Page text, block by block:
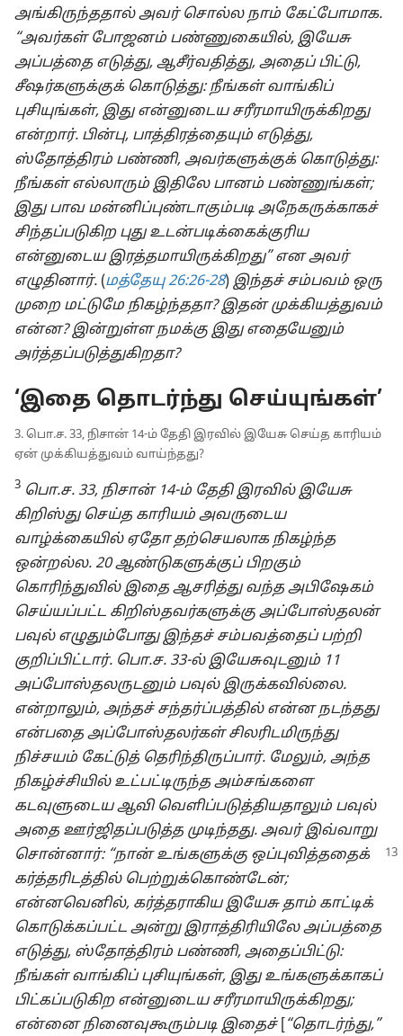
அங்கிருந்ததால் அவர் சொல்ல நாம் கேட்போமாக.
“அவர்கள் போஜனம் பண்ணுகையில், இயேசு
அப்பத்தை எடுத்து, ஆசீர்வதித்து, அதைப் பிட்டு,
சீஷர்களுக்குக் கொடுத்து: நீங்கள் வாங்கிப்
புசியுங்கள், இது என்னுடைய சரீரமாயிருக்கிறது
என்றார். பின்பு, பாத்திரத்தையும் எடுத்து,
ஸ்தோத்திரம் பண்ணி, அவர்களுக்குக் கொடுத்து:
நீங்கள் எல்லாரும் இதிலே பானம் பண்ணுங்கள்;
இது பாவ மன்னிப்புண்டாகும்படி அநேகருக்காகச்
சிந்தப்படுகிற புது உடன்படிக்கைக்குரிய
என்னுடைய இரத்தமாயிருக்கிறது” என அவர்
எழுதினார். (மத்தேயு 26:26-28) இந்தச் சம்பவம் ஒரு
முறை மட்டுமே நிகழ்ந்ததா? இதன் முக்கியத்துவம்
என்ன? இன்றுள்ள நமக்கு இது எதையேனும்
அர்த்தப்படுத்துகிறதா?
‘இதை தொடர்ந்து செய்யுங்கள்’
3. பொ.ச. 33, நிசான் 14-⁠ம் தேதி இரவில் இயேசு செய்த காரியம்
ஏன் முக்கியத்துவம் வாய்ந்தது?
3 பொ.ச. 33, நிசான் 14-⁠ம் தேதி இரவில் இயேசு
கிறிஸ்து செய்த காரியம் அவருடைய
வாழ்க்கையில் ஏதோ தற்செயலாக நிகழ்ந்த
ஒன்றல்ல. 20 ஆண்டுகளுக்குப் பிறகும்
கொரிந்துவில் இதை ஆசரித்து வந்த அபிஷேகம்
செய்யப்பட்ட கிறிஸ்தவர்களுக்கு அப்போஸ்தலன்
பவுல் எழுதும்போது இந்தச் சம்பவத்தைப் பற்றி
குறிப்பிட்டார். பொ.ச. 33-⁠ல் இயேசுவுடனும் 11
அப்போஸ்தலருடனும் பவுல் இருக்கவில்லை.
என்றாலும், அந்தச் சந்தர்ப்பத்தில் என்ன நடந்தது
என்பதை அப்போஸ்தலர்கள் சிலரிடமிருந்து
நிச்சயம் கேட்டுத் தெரிந்திருப்பார். மேலும், அந்த
நிகழ்ச்சியில் உட்பட்டிருந்த அம்சங்களை
கடவுளுடைய ஆவி வெளிப்படுத்தியதாலும் பவுல்
அதை ஊர்ஜிதப்படுத்த முடிந்தது. அவர் இவ்வாறு
சொன்னார்: “நான் உங்களுக்கு ஒப்புவித்ததைக்
கர்த்தரிடத்தில் பெற்றுக்கொண்டேன்;
என்னவெனில், கர்த்தராகிய இயேசு தாம் காட்டிக்
கொடுக்கப்பட்ட அன்று இராத்திரியிலே அப்பத்தை
எடுத்து, ஸ்தோத்திரம் பண்ணி, அதைப்பிட்டு:
நீங்கள் வாங்கிப் புசியுங்கள், இது உங்களுக்காகப்
பிட்கப்படுகிற என்னுடைய சரீரமாயிருக்கிறது;
என்னை நினைவுகூரும்படி இதைச்[ “தொடர்ந்து,”